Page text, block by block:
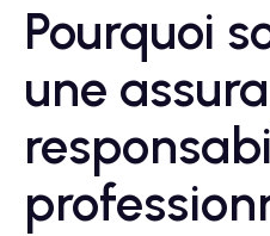
Pourquoi
une